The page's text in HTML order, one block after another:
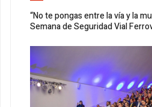
“No te pongas entre la vía y la
Semana de Seguridad Vial